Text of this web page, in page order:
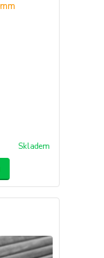
Skladem